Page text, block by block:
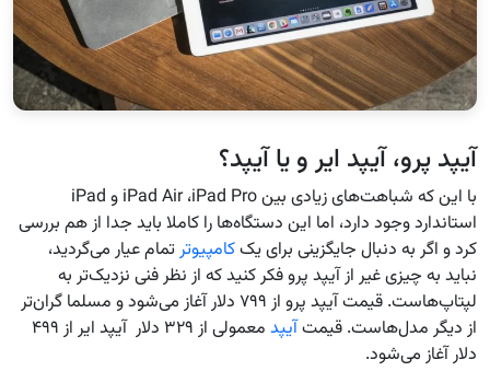
آیپد پرو، آیپد ایر و یا آیپد؟
با این که شباهت‌های زیادی بینiPad Pro،iPad Air و iPad
استاندارد وجود دارد، اما این دستگاه‌ها را کاملا باید جدا از هم بررسی
کرد و اگر به دنبال جایگزینی برای یککامپیوترتمام عیار می‌گردید،
نباید به چیزی غیر از آیپد پرو فکر کنید که از نظر فنی نزدیک‌تر به
لپتاپ‌هاست. قیمت آیپد پرو از ۷۹۹ دلار آغاز می‌شود و مسلما گران‌تر
از دیگر مدل‌هاست. قیمتآیپد
معمولی از ۳۲۹ دلار آیپد ایر از ۴۹۹
دلار آغاز می‌شود.